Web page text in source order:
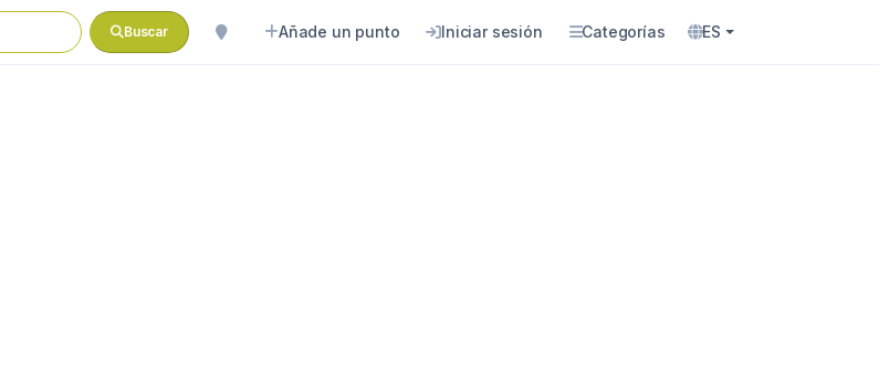
Buscar Añade un punto Iniciar sesión Categorías ES